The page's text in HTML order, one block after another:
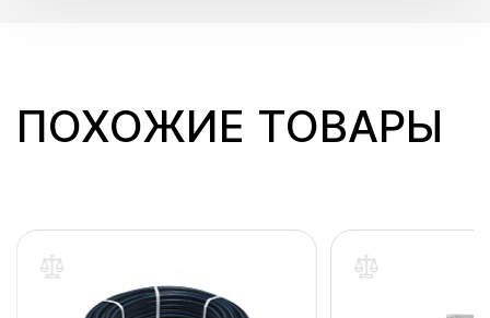
ПОХОЖИЕ ТОВАРЫ